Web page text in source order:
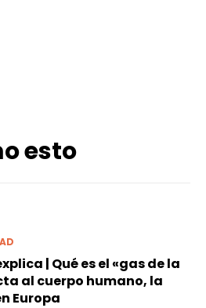
esto
| Qué es el «gas de la
al cuerpo humano, la
Europa